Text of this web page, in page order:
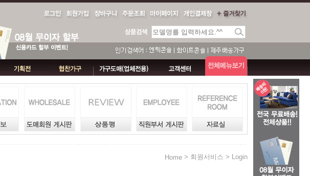
Home > 회원서비스 > Login